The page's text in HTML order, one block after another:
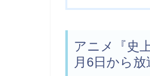
アニメ『史
月6日から放